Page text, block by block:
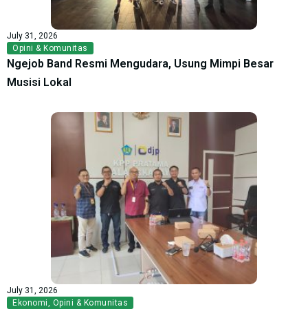
July 31, 2026
Opini & Komunitas
Ngejob Band Resmi Mengudara, Usung Mimpi Besar
Musisi Lokal
July 31, 2026
Ekonomi, Opini & Komunitas